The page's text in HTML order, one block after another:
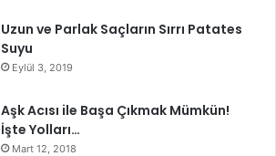
Uzun ve Parlak Saçların Sırrı Patates
Suyu
Eylül 3, 2019
Aşk Acısı ile Başa Çıkmak Mümkün!
İşte Yolları…
Mart 12, 2018